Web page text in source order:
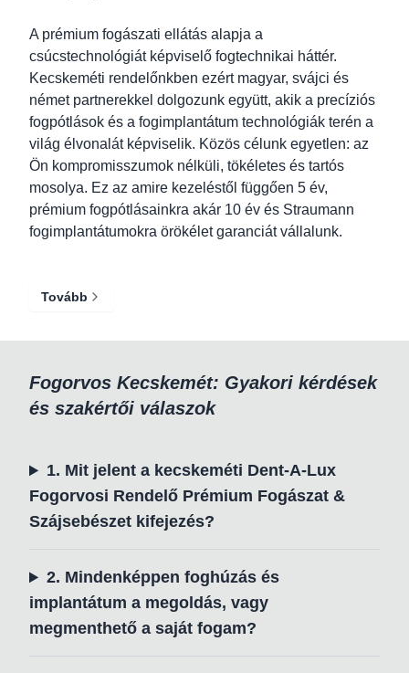
A prémium fogászati ellátás alapja a
csúcstechnológiát képviselő fogtechnikai háttér.
Kecskeméti rendelőnkben ezért magyar, svájci és
német partnerekkel dolgozunk együtt, akik a precíziós
fogpótlások és a fogimplantátum technológiák terén a
világ élvonalát képviselik. Közös célunk egyetlen: az
Ön kompromisszumok nélküli, tökéletes és tartós
mosolya. Ez az amire kezeléstől függően 5 év,
prémium fogpótlásainkra akár 10 év és Straumann
fogimplantátumokra örökélet garanciát vállalunk.
Tovább
Fogorvos Kecskemét: Gyakori kérdések
és szakértői válaszok
1. Mit jelent a kecskeméti Dent-A-Lux
Fogorvosi Rendelő Prémium Fogászat &
Szájsebészet kifejezés?
2. Mindenképpen foghúzás és
implantátum a megoldás, vagy
megmenthető a saját fogam?